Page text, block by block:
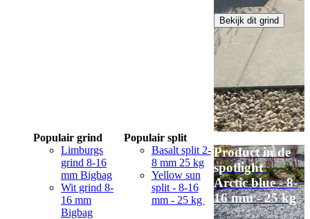
Bekijk dit grind
Populair grind
Limburgs
grind 8-16
mm Bigbag
Wit grind 8-
16 mm
Bigbag
Populair split
Basalt split 2-
8 mm 25 kg
Yellow sun
split - 8-16
mm - 25 kg
Product in de
spotlight
Arctic blue - 8-
16 mm - 25 kg